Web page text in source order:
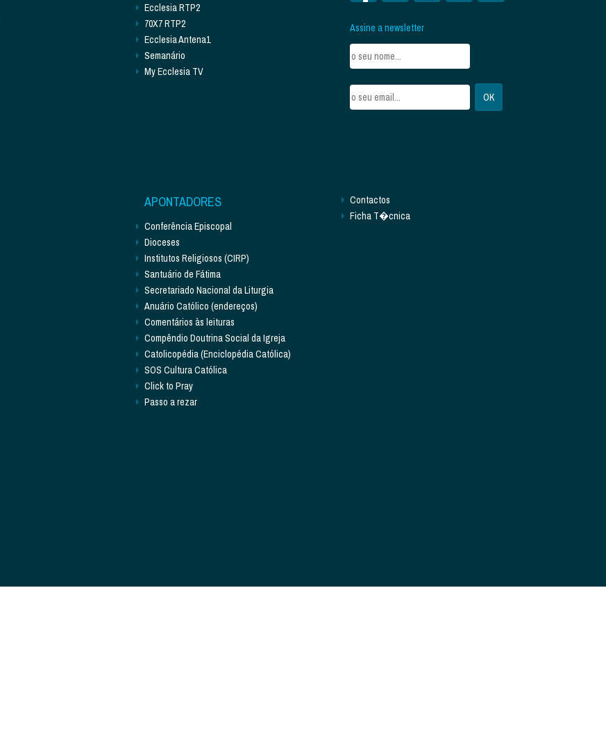
Ecclesia RTP2
70X7 RTP2
Ecclesia Antena1
Semanário
My Ecclesia TV
Assine a newsletter
APONTADORES
Conferência Episcopal
Dioceses
Institutos Religiosos (CIRP)
Santuário de Fátima
Secretariado Nacional da Liturgia
Anuário Católico (endereços)
Comentários às leituras
Compêndio Doutrina Social da Igreja
Catolicopédia (Enciclopédia Católica)
SOS Cultura Católica
Click to Pray
Passo a rezar
Contactos
Ficha T�cnica